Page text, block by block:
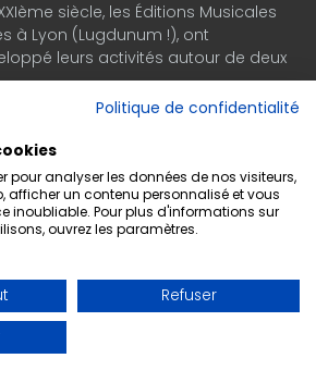
siècle, les Éditions Musicales
à Lyon (Lugdunum !), ont
leurs activités autour de deux
et la diffusion d'ouvrages, de CD,
de musique en provenance du
Politique de confidentialité
pour analyser les données de nos visiteurs,
afficher un contenu personnalisé et vous
inoubliable. Pour plus d'informations sur
ouvrez les paramètres.
Refuser